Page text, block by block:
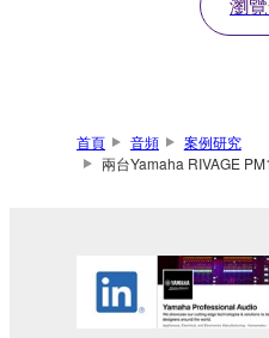
瀏
首頁 音頻
案例研究
兩台Yamaha RIVAGE